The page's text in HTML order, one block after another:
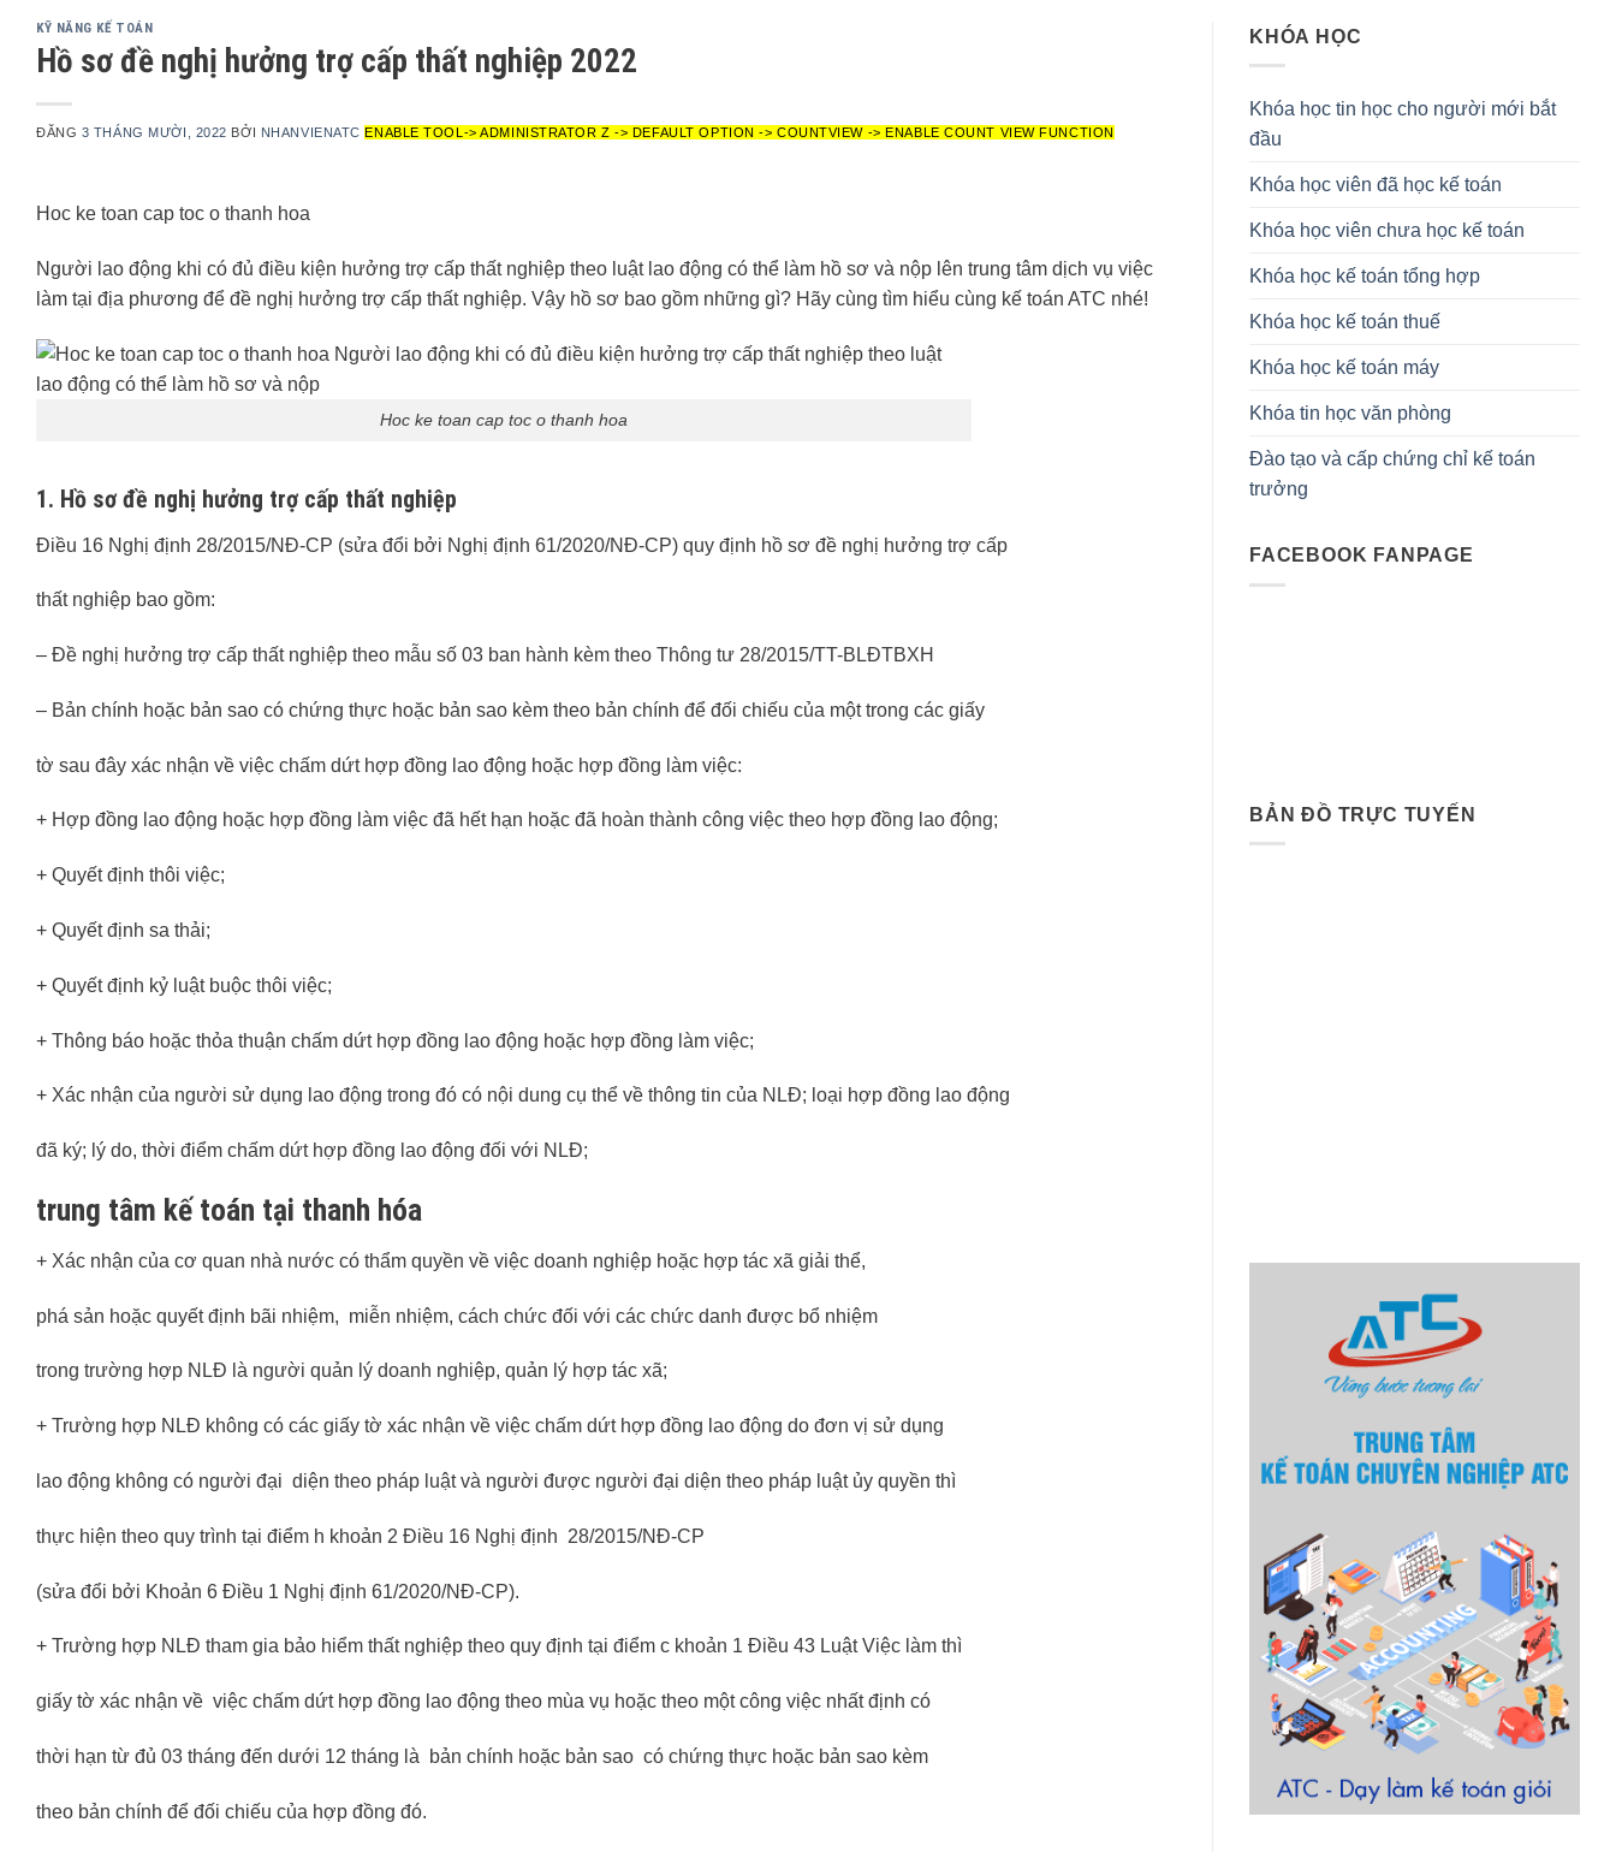
KỸ NĂNG KẾ TOÁN
Hồ sơ đề nghị hưởng trợ cấp thất nghiệp 2022
ĐĂNG 3 THÁNG MƯỜI, 2022 BỞI NHANVIENATC ENABLE TOOL-> ADMINISTRATOR Z -> DEFAULT OPTION -> COUNTVIEW -> ENABLE COUNT VIEW FUNCTION
Hoc ke toan cap toc o thanh hoa
Người lao động khi có đủ điều kiện hưởng trợ cấp thất nghiệp theo luật lao động có thể làm hồ sơ và nộp lên trung tâm dịch vụ việc
làm tại địa phương để đề nghị hưởng trợ cấp thất nghiệp. Vậy hồ sơ bao gồm những gì? Hãy cùng tìm hiểu cùng kế toán ATC nhé!
Hoc ke toan cap toc o thanh hoa
1. Hồ sơ đề nghị hưởng trợ cấp thất nghiệp
Điều 16 Nghị định 28/2015/NĐ-CP (sửa đổi bởi Nghị định 61/2020/NĐ-CP) quy định hồ sơ đề nghị hưởng trợ cấp
thất nghiệp bao gồm:
– Đề nghị hưởng trợ cấp thất nghiệp theo mẫu số 03 ban hành kèm theo Thông t­ư 28/2015/TT-BLĐTBXH
– Bản chính hoặc bản sao có chứng thực hoặc bản sao kèm theo bản chính để đối chiếu của một trong các giấy
tờ sau đây xác nhận về việc chấm dứt hợp đồng lao động hoặc hợp đồng làm việc:
+ Hợp đồng lao động hoặc hợp đồng làm việc đã hết hạn hoặc đã hoàn thành công việc theo hợp đồng lao động;
+ Quyết định thôi việc;
+ Quyết định sa thải;
+ Quyết định kỷ luật buộc thôi việc;
+ Thông báo hoặc thỏa thuận chấm dứt hợp đồng lao động hoặc hợp đồng làm việc;
+ Xác nhận của người sử dụng lao động trong đó có nội dung cụ thể về thông tin của NLĐ; loại hợp đồng lao động
đã ký; lý do, thời điểm chấm dứt hợp đồng lao động đối với NLĐ;
trung tâm kế toán tại thanh hóa
+ Xác nhận của cơ quan nhà nước có thẩm quyền về việc doanh nghiệp hoặc hợp tác xã giải thể,
phá sản hoặc quyết định bãi nhiệm, miễn nhiệm, cách chức đối với các chức danh được bổ nhiệm
trong trường hợp NLĐ là người quản lý doanh nghiệp, quản lý hợp tác xã;
+ Trường hợp NLĐ không có các giấy tờ xác nhận về việc chấm dứt hợp đồng lao động do đơn vị sử dụng
lao động không có người đại diện theo pháp luật và người được người đại diện theo pháp luật ủy quyền thì
thực hiện theo quy trình tại điểm h khoản 2 Điều 16 Nghị định 28/2015/NĐ-CP
(sửa đổi bởi Khoản 6 Điều 1 Nghị định 61/2020/NĐ-CP).
+ Trường hợp NLĐ tham gia bảo hiểm thất nghiệp theo quy định tại điểm c khoản 1 Điều 43 Luật Việc làm thì
giấy tờ xác nhận về việc chấm dứt hợp đồng lao động theo mùa vụ hoặc theo một công việc nhất định có
thời hạn từ đủ 03 tháng đến dưới 12 tháng là bản chính hoặc bản sao có chứng thực hoặc bản sao kèm
theo bản chính để đối chiếu của hợp đồng đó.
KHÓA HỌC
Khóa học tin học cho người mới bắt
đầu
Khóa học viên đã học kế toán
Khóa học viên chưa học kế toán
Khóa học kế toán tổng hợp
Khóa học kế toán thuế
Khóa học kế toán máy
Khóa tin học văn phòng
Đào tạo và cấp chứng chỉ kế toán
trưởng
FACEBOOK FANPAGE
BẢN ĐỒ TRỰC TUYẾN